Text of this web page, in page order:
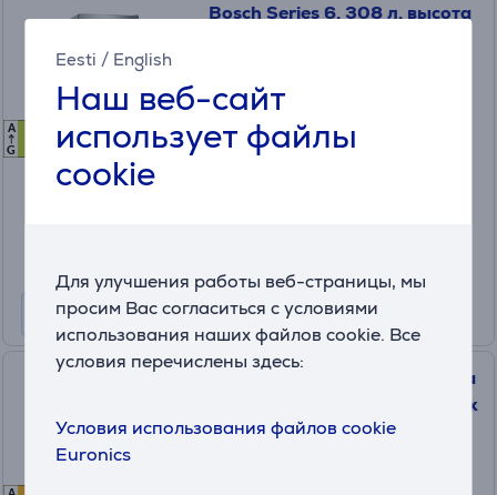
Eesti / English
Наш веб-сайт
использует файлы
cookie
Для улучшения работы веб-страницы, мы
просим Вас согласиться с условиями
использования наших файлов cookie. Все
условия перечислены здесь:
Условия использования файлов cookie
Euronics
A
G
Bosch Series 6, 308 л, высота
KGE36AICA
на заказ
Bosch, NoFrost, 438 л, высота
203 см, белый - Холодильник